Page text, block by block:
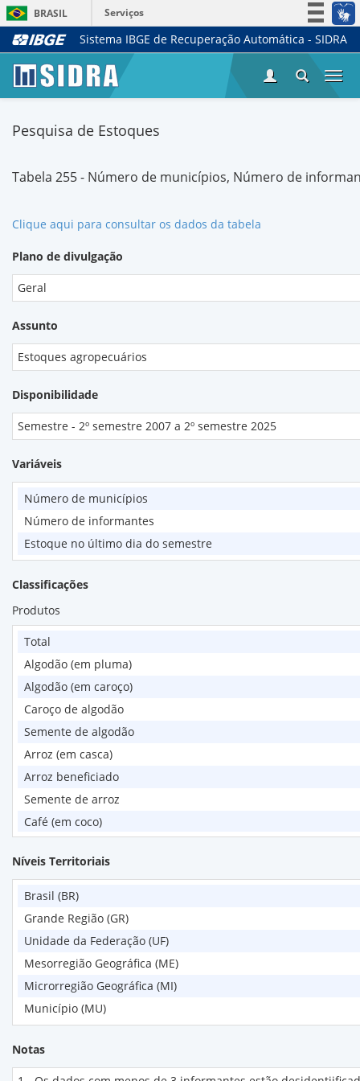
BRASIL
Serviços
Simplifique!
Acesso à informação
Sistema IBGE de Recuperação Automática - SIDRA
Pesquisa de Estoques
Tabela 255 - Número de municípios, Número de
Clique aqui para consultar os dados da tabela
Plano de divulgação
Geral
Assunto
Estoques agropecuários
Disponibilidade
Semestre - 2º semestre 2007 a 2º semestre 2025
Variáveis
Número de municípios
Número de informantes
Estoque no último dia do semestre
Classificações
Produtos
Total
Algodão (em pluma)
Algodão (em caroço)
Caroço de algodão
Semente de algodão
Arroz (em casca)
Arroz beneficiado
Semente de arroz
Café (em coco)
Café (em grão) - café arábica
Café (em grão) - café canephora
Feijão preto (em grão)
Feijão de cor (em grão)
Milho (em grão)
Semente de milho
Soja (em grão)
Semente de soja
Trigo (em grão)
Semente de trigo
Níveis Territoriais
Brasil (BR)
Grande Região (GR)
Unidade da Federação (UF)
Mesorregião Geográfica (ME)
Microrregião Geográfica (MI)
Município (MU)
Notas